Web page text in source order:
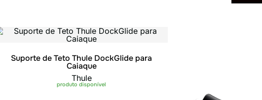
Suporte de Teto Thule DockGlide para
Caiaque
Thule
produto disponível